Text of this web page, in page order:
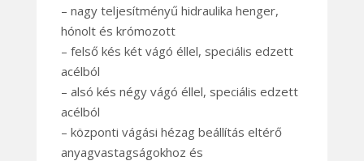
– nagy teljesítményű hidraulika henger,
hónolt és krómozott
– felső kés két vágó éllel, speciális edzett
acélból
– alsó kés négy vágó éllel, speciális edzett
acélból
– központi vágási hézag beállítás eltérő
anyagvastagságokhoz és